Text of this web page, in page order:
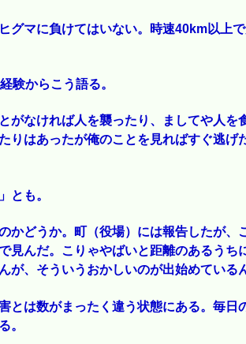
グマに負けてはいない。時速40km以上
験からこう語る。
がなければ人を襲ったり、ましてや人を
りはあったが俺のことを見ればすぐ逃げ
とも。
かどうか。町（役場）には報告したが、
見んだ。こりゃやばいと距離のあるうち
が、そういうおかしいのが出始めている
とは数がまったく違う状態にある。毎日
。